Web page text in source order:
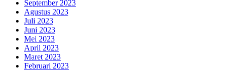
September 2023
Agustus 2023
Juli 2023
Juni 2023
Mei 2023
April 2023
Maret 2023
Februari 2023